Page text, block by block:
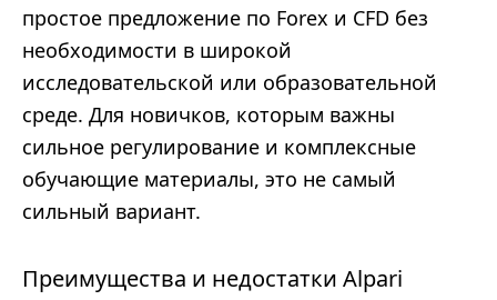
простое предложение по Forex и CFD без
необходимости в широкой
исследовательской или образовательной
среде. Для новичков, которым важны
сильное регулирование и комплексные
обучающие материалы, это не самый
сильный вариант.
Преимущества и недостатки Alpari